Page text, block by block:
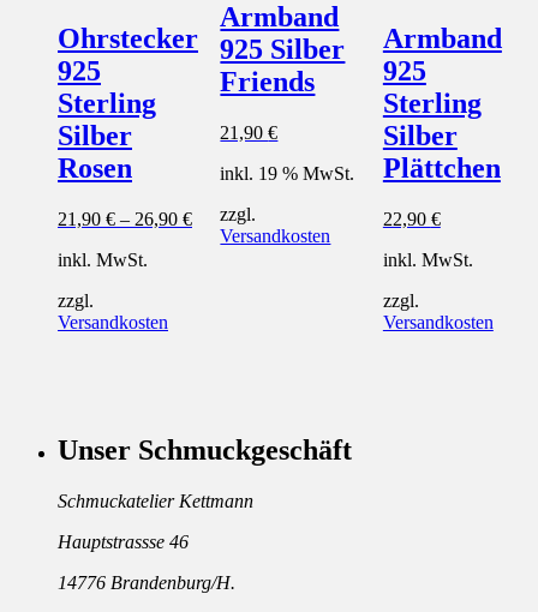
Ohrstecker
925
Sterling
Silber
Rosen
21,90 € – 26,90 €
inkl. MwSt.
zzgl.
Versandkosten
Armband
925 Silber
Friends
21,90€
inkl. 19 % MwSt.
zzgl.
Versandkosten
Armband
925
Sterling
Silber
Plättchen
22,90 €
inkl. MwSt.
zzgl.
Versandkosten
Unser Schmuckgeschäft
Schmuckatelier Kettmann
Hauptstrassse 46
14776 Brandenburg/H.